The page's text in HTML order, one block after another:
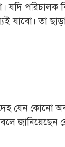
পরিচালক
যাবো। তা
যেন কোনো
জানিয়েছেন